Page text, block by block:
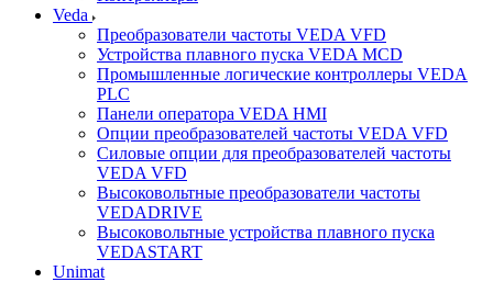
Veda
Преобразователи частоты VEDA VFD
Устройства плавного пуска VEDA MCD
Промышленные логические контроллеры VEDA
PLC
Панели оператора VEDA HMI
Опции преобразователей частоты VEDA VFD
Силовые опции для преобразователей частоты
VEDA VFD
Высоковольтные преобразователи частоты
VEDADRIVE
Высоковольтные устройства плавного пуска
VEDASTART
Unimat